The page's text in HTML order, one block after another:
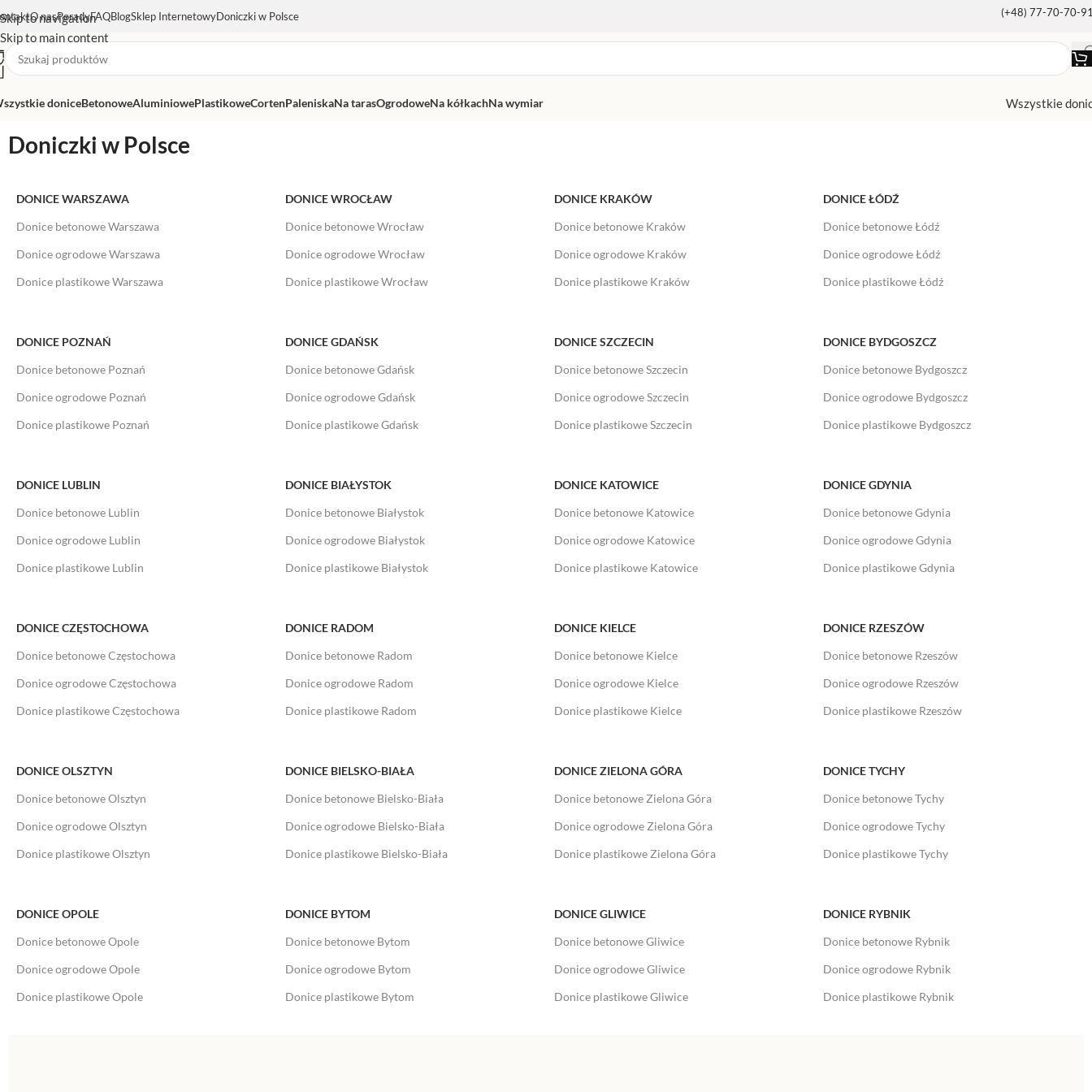
Skip to navigation
Skip to main content
O nasPoradyFAQBlogSklep InternetowyDoniczki w Polsce (+48) 77-70-70-
doniceBetonoweAluminiowePlastikoweCortenPaleniskaNa tarasOgrodoweNa kółkachNa wymiar Wszystkie
Doniczki w Polsce
DONICE WARSZAWA
Donice betonowe Warszawa
Donice ogrodowe Warszawa
Donice plastikowe Warszawa
DONICE WROCŁAW
Donice betonowe Wrocław
Donice ogrodowe Wrocław
Donice plastikowe Wrocław
DONICE KRAKÓW
Donice betonowe Kraków
Donice ogrodowe Kraków
Donice plastikowe Kraków
DONICE ŁÓDŹ
Donice betonowe Łódź
Donice ogrodowe Łódź
Donice plastikowe Łódź
DONICE POZNAŃ
Donice betonowe Poznań
Donice ogrodowe Poznań
Donice plastikowe Poznań
DONICE GDAŃSK
Donice betonowe Gdańsk
Donice ogrodowe Gdańsk
Donice plastikowe Gdańsk
DONICE SZCZECIN
Donice betonowe Szczecin
Donice ogrodowe Szczecin
Donice plastikowe Szczecin
DONICE BYDGOSZCZ
Donice betonowe Bydgoszcz
Donice ogrodowe Bydgoszcz
Donice plastikowe Bydgoszcz
DONICE LUBLIN
Donice betonowe Lublin
Donice ogrodowe Lublin
Donice plastikowe Lublin
DONICE BIAŁYSTOK
Donice betonowe Białystok
Donice ogrodowe Białystok
Donice plastikowe Białystok
DONICE KATOWICE
Donice betonowe Katowice
Donice ogrodowe Katowice
Donice plastikowe Katowice
DONICE GDYNIA
Donice betonowe Gdynia
Donice ogrodowe Gdynia
Donice plastikowe Gdynia
DONICE CZĘSTOCHOWA
Donice betonowe Częstochowa
Donice ogrodowe Częstochowa
Donice plastikowe Częstochowa
DONICE RADOM
Donice betonowe Radom
Donice ogrodowe Radom
Donice plastikowe Radom
DONICE KIELCE
Donice betonowe Kielce
Donice ogrodowe Kielce
Donice plastikowe Kielce
DONICE RZESZÓW
Donice betonowe Rzeszów
Donice ogrodowe Rzeszów
Donice plastikowe Rzeszów
DONICE OLSZTYN
Donice betonowe Olsztyn
Donice ogrodowe Olsztyn
Donice plastikowe Olsztyn
DONICE BIELSKO-BIAŁA
Donice betonowe Bielsko-Biała
Donice ogrodowe Bielsko-Biała
Donice plastikowe Bielsko-Biała
DONICE ZIELONA GÓRA
Donice betonowe Zielona Góra
Donice ogrodowe Zielona Góra
Donice plastikowe Zielona Góra
DONICE TYCHY
Donice betonowe Tychy
Donice ogrodowe Tychy
Donice plastikowe Tychy
DONICE OPOLE
Donice betonowe Opole
Donice ogrodowe Opole
Donice plastikowe Opole
DONICE BYTOM
Donice betonowe Bytom
Donice ogrodowe Bytom
Donice plastikowe Bytom
DONICE GLIWICE
Donice betonowe Gliwice
Donice ogrodowe Gliwice
Donice plastikowe Gliwice
DONICE RYBNIK
Donice betonowe Rybnik
Donice ogrodowe Rybnik
Donice plastikowe Rybnik